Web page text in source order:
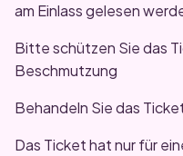
am Einlass gelesen
Bitte schützen Sie das
Beschmutzung
Behandeln Sie das
Das Ticket hat nur für